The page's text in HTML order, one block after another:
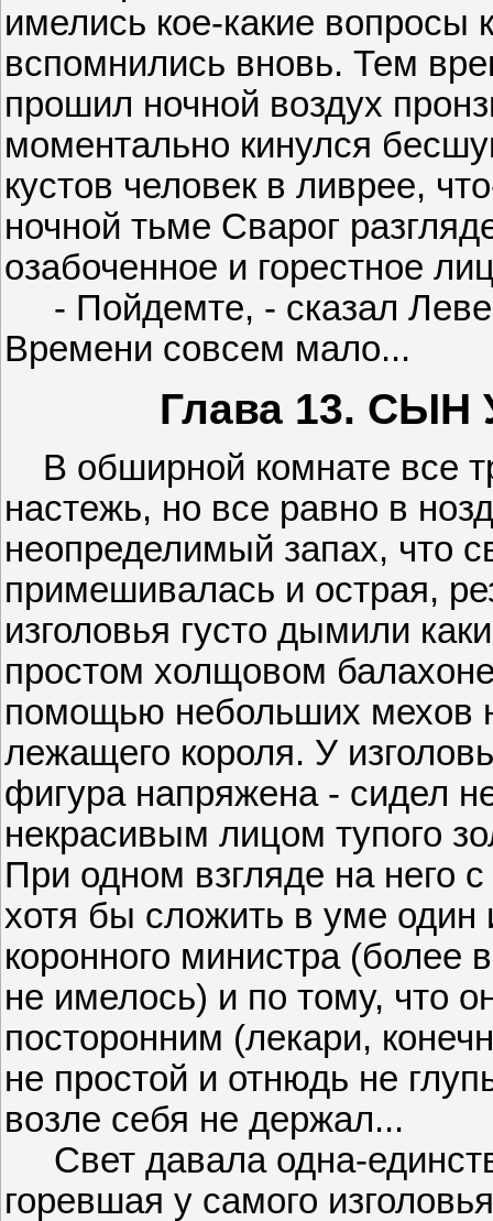
имелись кое-какие вопросы
вспомнились вновь. Тем
прошил ночной воздух
моментально кинулся
кустов человек в ливрее,
ночной тьме Сварог
озабоченное и горестное
- Пойдемте, - сказал
Времени совсем мало...
Глава 13.
В обширной комнате все
настежь, но все равно в
неопределимый запах, что
примешивалась и острая,
изголовья густо дымили
простом холщовом
помощью небольших мехов
лежащего короля. У
фигура напряжена - сидел
некрасивым лицом тупого
При одном взгляде на него
хотя бы сложить в уме
коронного министра (более
не имелось) и по тому, что
посторонним (лекари,
не простой и отнюдь не
возле себя не держал...
Свет давала одна-
горевшая у самого